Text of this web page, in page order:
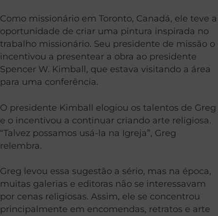
Como missionário em Toronto, Canadá, ele teve a
oportunidade de criar uma pintura inspirada no
trabalho missionário. Seu presidente de missão o
incentivou a presentear a obra ao presidente
Spencer W. Kimball, que estava visitando a área
para uma conferência.
O presidente Kimball elogiou os talentos de Greg
e o incentivou a continuar criando arte religiosa.
“Talvez possamos usá-la na Igreja”, Greg
relembra.
Greg levou essa sugestão a sério, mas na época,
muitas galerias e editoras não se interessavam
por cenas religiosas. Assim, ele se concentrou
principalmente em encomendas, retratos e arte